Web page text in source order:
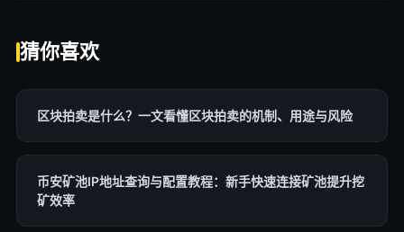
猜你喜欢
区块拍卖是什么？一文看懂区块拍卖的机制、用途与风险
币安矿池IP地址查询与配置教程：新手快速连接矿池提升挖
矿效率